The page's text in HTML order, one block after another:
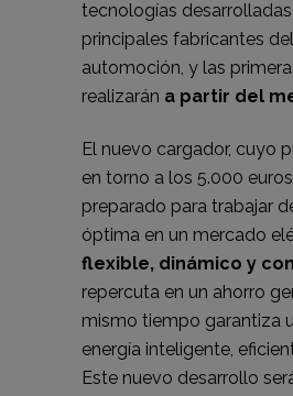
tecnologías
principales fabricantes
automoción, y las
realizarán a partir del
El nuevo cargador, cuyo
en torno a los 5.000
preparado para trabajar
óptima en un mercado
flexible, dinámico y
repercuta en un ahorro
mismo tiempo garantiza
energía inteligente,
Este nuevo desarrollo